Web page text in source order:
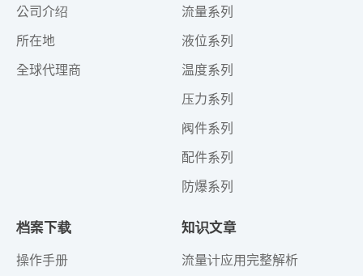
公司介绍
所在地
全球代理商
流量系列
液位系列
温度系列
压力系列
阀件系列
配件系列
防爆系列
档案下载
操作手册
知识文章
流量计应用完整解析